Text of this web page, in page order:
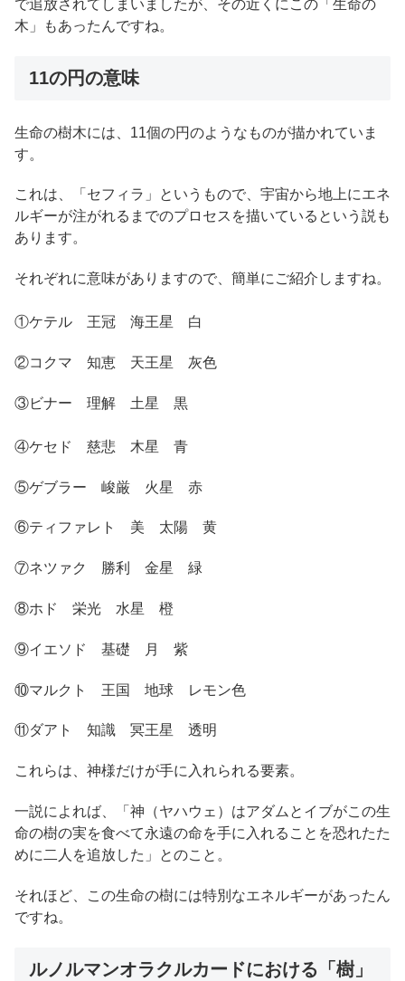
で追放されてしまいましたが、その近くにこの「生命の
木」もあったんですね。
11の円の意味
生命の樹木には、11個の円のようなものが描かれていま
す。
これは、「セフィラ」というもので、宇宙から地上にエネ
ルギーが注がれるまでのプロセスを描いているという説も
あります。
それぞれに意味がありますので、簡単にご紹介しますね。
①ケテル 王冠 海王星 白
②コクマ 知恵 天王星 灰色
③ビナー 理解 土星 黒
④ケセド 慈悲 木星 青
⑤ゲブラー 峻厳 火星 赤
⑥ティファレト 美 太陽 黄
⑦ネツァク 勝利 金星 緑
⑧ホド 栄光 水星 橙
⑨イエソド 基礎 月 紫
⑩マルクト 王国 地球 レモン色
⑪ダアト 知識 冥王星 透明
これらは、神様だけが手に入れられる要素。
一説によれば、「神（ヤハウェ）はアダムとイブがこの生
命の樹の実を食べて永遠の命を手に入れることを恐れたた
めに二人を追放した」とのこと。
それほど、この生命の樹には特別なエネルギーがあったん
ですね。
ルノルマンオラクルカードにおける「樹」